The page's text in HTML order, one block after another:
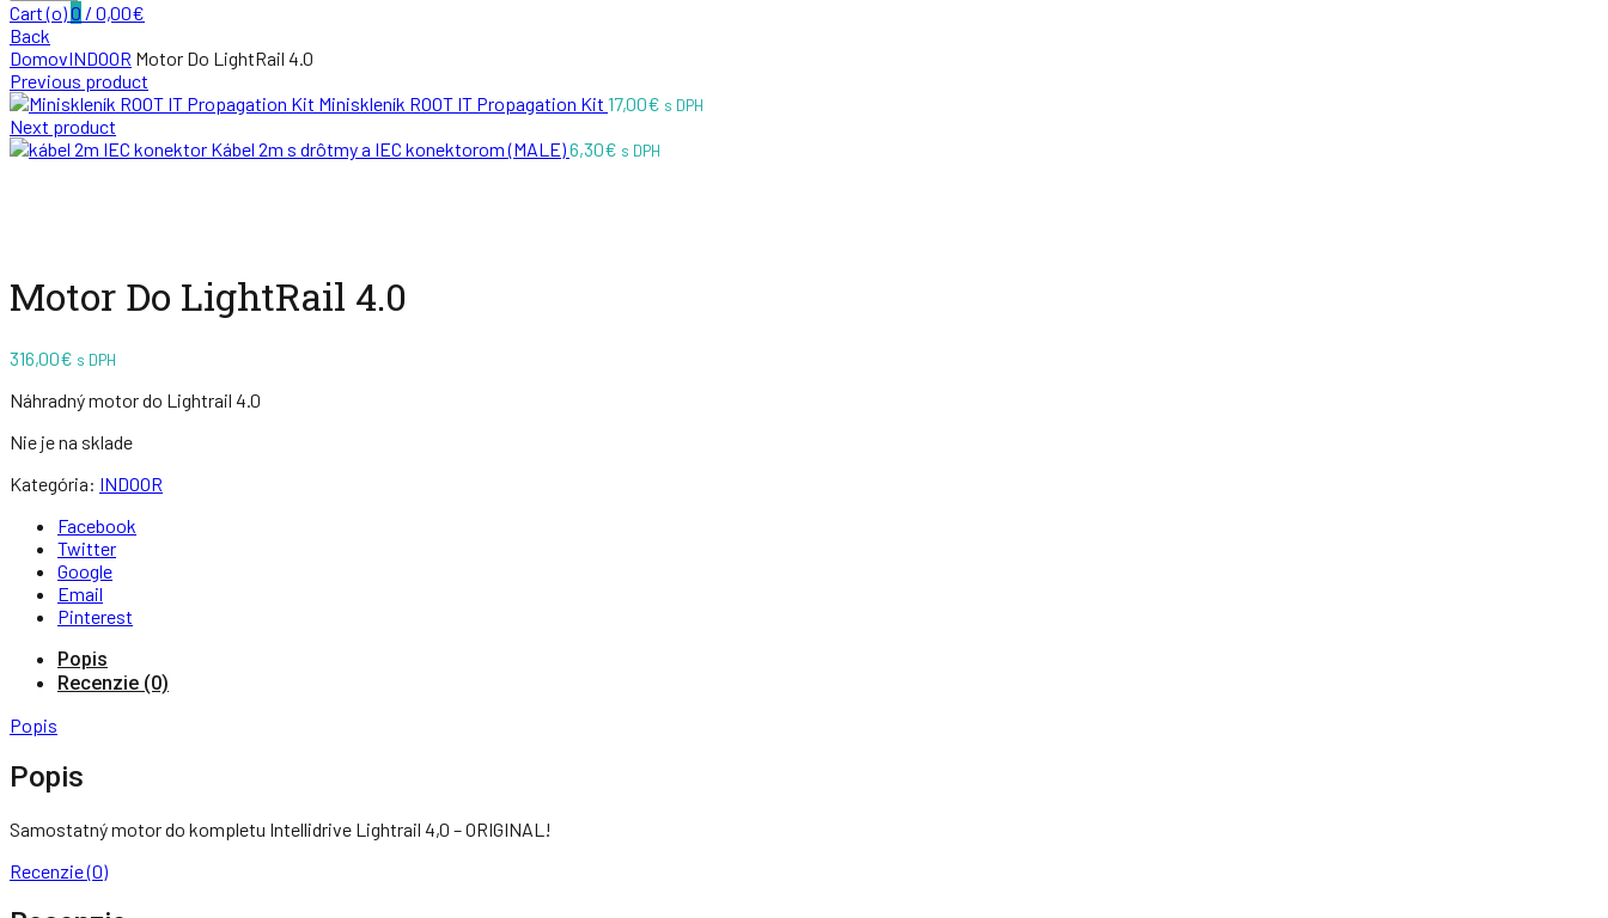
Cart (o)0 / 0,00€
Back
DomovINDOOR Motor Do LightRail 4.0
Previous product
Miniskleník ROOT IT Propagation Kit 17,00€ s DPH
Next product
Kábel 2m s drôtmy a IEC konektorom (MALE)6,30€ s DPH
Motor Do LightRail 4.0
316,00€ s DPH
Náhradný motor do Lightrail 4.0
Nie je na sklade
Kategória: INDOOR
Facebook
Twitter
Google
Email
Pinterest
Popis
Recenzie (0)
Popis
Popis
Samostatný motor do kompletu Intellidrive Lightrail 4,0 – ORIGINAL!
Recenzie (0)